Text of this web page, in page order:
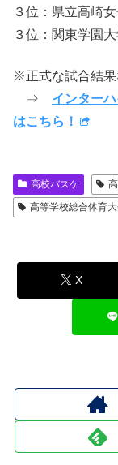
３位：県立高崎
３位：関東学園
※正式な試合結果
⇒ インター
はこちら！
高校バスケ
高等学校総合体育
X